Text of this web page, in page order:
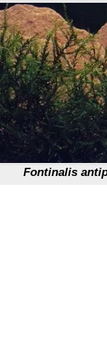
Fontinalis